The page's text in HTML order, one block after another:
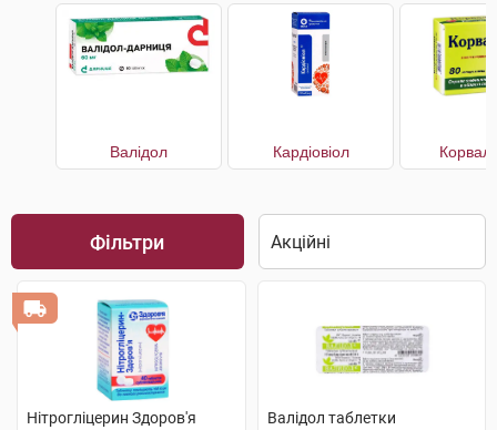
Валідол Кардіовіол
Фільтри
Нітрогліцерин Здоров'я
Валідол таблетки